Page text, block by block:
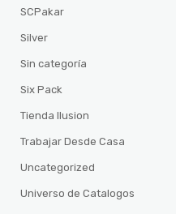
SCPakar
Silver
Sin categoría
Six Pack
Tienda Ilusion
Trabajar Desde Casa
Uncategorized
Universo de Catalogos